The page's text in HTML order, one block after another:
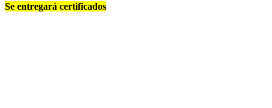
Se entregará certificados